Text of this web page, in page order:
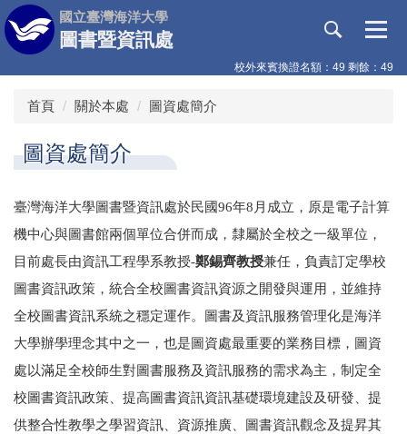
跳
到
主
要
國立臺灣海洋大學
圖書暨資訊處
校外來賓換證名額：49 剩餘：49
首頁 關於本處 圖資處簡介
圖資處簡介
臺灣海洋大學圖書暨資訊處於民國96年8月成立，原是電子計算
機中心與圖書館兩個單位合併而成，隸屬於全校之一級單位，
目前處長由資訊工程學系教授-鄭錫齊教授兼任，負責訂定學校
圖書資訊政策，統合全校圖書資訊資源之開發與運用，並維持
全校圖書資訊系統之穩定運作。圖書及資訊服務管理化是海洋
大學辦學理念其中之一，也是圖資處最重要的業務目標，圖資
處以滿足全校師生對圖書服務及資訊服務的需求為主，制定全
校圖書資訊政策、提高圖書資訊資訊基礎環境建設及研發、提
供整合性教學之學習資訊、資源推廣、圖書資訊觀念及提昇其